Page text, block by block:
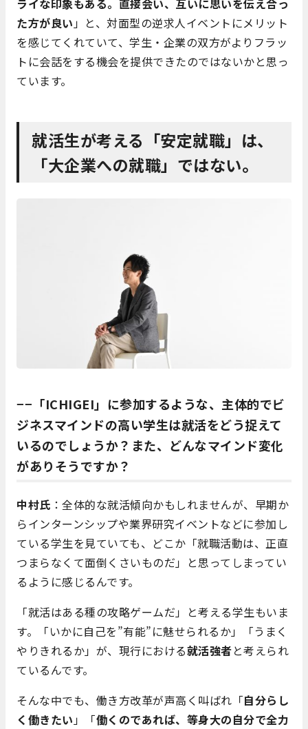
ライな印象もある。直接会い、互いに思いを伝え合っ
た方が良い」と、対面型の逆求人イベントにメリット
を感じてくれていて、学生・企業の双方がよりフラッ
トに会話をする機会を提供できたのではないかと思っ
ています。
就活生が考える「安定就職」は、
「大企業への就職」ではない。
−−「ICHIGEI」に参加するような、主体的でビ
ジネスマインドの高い学生は就活をどう捉えて
いるのでしょうか？また、どんなマインド変化
がありそうですか？
中村氏 ：全体的な就活傾向かもしれませんが、早期か
らインターンシップや業界研究イベントなどに参加し
ている学生を見ていても、どこか「就職活動は、正直
つまらなくて面倒くさいものだ」と思ってしまってい
るように感じるんです。
「就活はある種の攻略ゲームだ」と考える学生もいま
す。「いかに自己を”有能”に魅せられるか」「うまく
やりきれるか」が、現行における就活強者と考えられ
ているんです。
そんな中でも、働き方改革が声高く叫ばれ「自分らし
く働きたい」「働くのであれば、等身大の自分で全力